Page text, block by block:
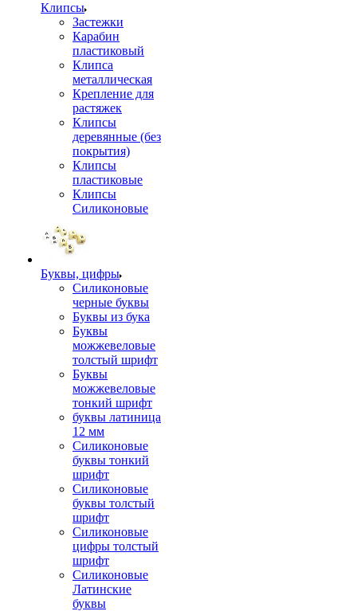
Клипсы
Застежки
Карабин
пластиковый
Клипса
металлическая
Крепление для
растяжек
Клипсы
деревянные (без
покрытия)
Клипсы
пластиковые
Клипсы
Силиконовые
Буквы, цифры
Силиконовые
черные буквы
Буквы из бука
Буквы
можжевеловые
толстый шрифт
Буквы
можжевеловые
тонкий шрифт
буквы латиница
12 мм
Силиконовые
буквы тонкий
шрифт
Силиконовые
буквы толстый
шрифт
Силиконовые
цифры толстый
шрифт
Силиконовые
Латинские
буквы